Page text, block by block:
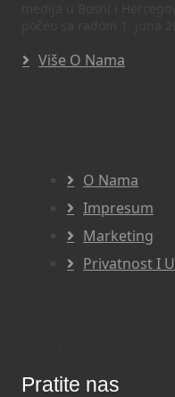
Više O Nama
O Nama
Impresum
Marketing
Privatnost I
Pratite nas